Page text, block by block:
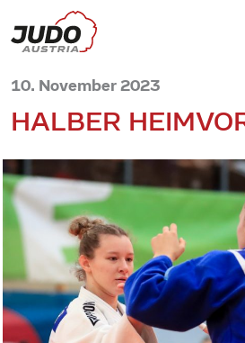
10. November 2023
HALBER